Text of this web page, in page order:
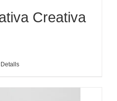
Creativa
Detalls